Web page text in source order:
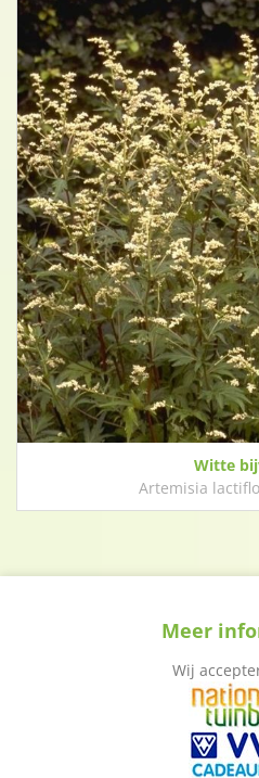
Witte
Artemisia
Meer
Wij